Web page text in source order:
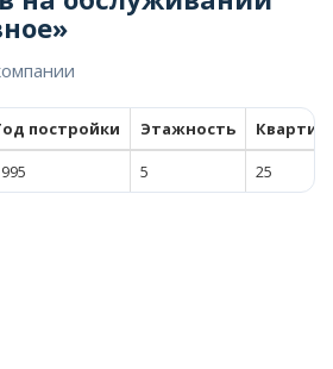
постройки Этажность
5 25